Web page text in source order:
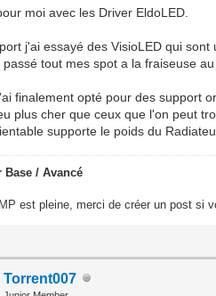
moi avec les Driver EldoLED.
j'ai essayé des VisioLED qui
passé tout mes spot a la fraiseuse
finalement opté pour des support
plus cher que ceux que l'on peut
supporte le poids du
Base / Avancé
est pleine, merci de créer un post si
Torrent007